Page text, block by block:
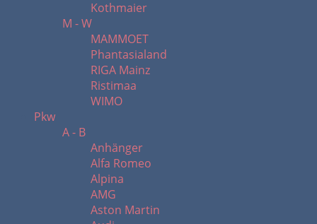
Kothmaier
M - W
MAMMOET
Phantasialand
RIGA Mainz
Ristimaa
WIMO
Pkw
A - B
Anhänger
Alfa Romeo
Alpina
AMG
Aston Martin